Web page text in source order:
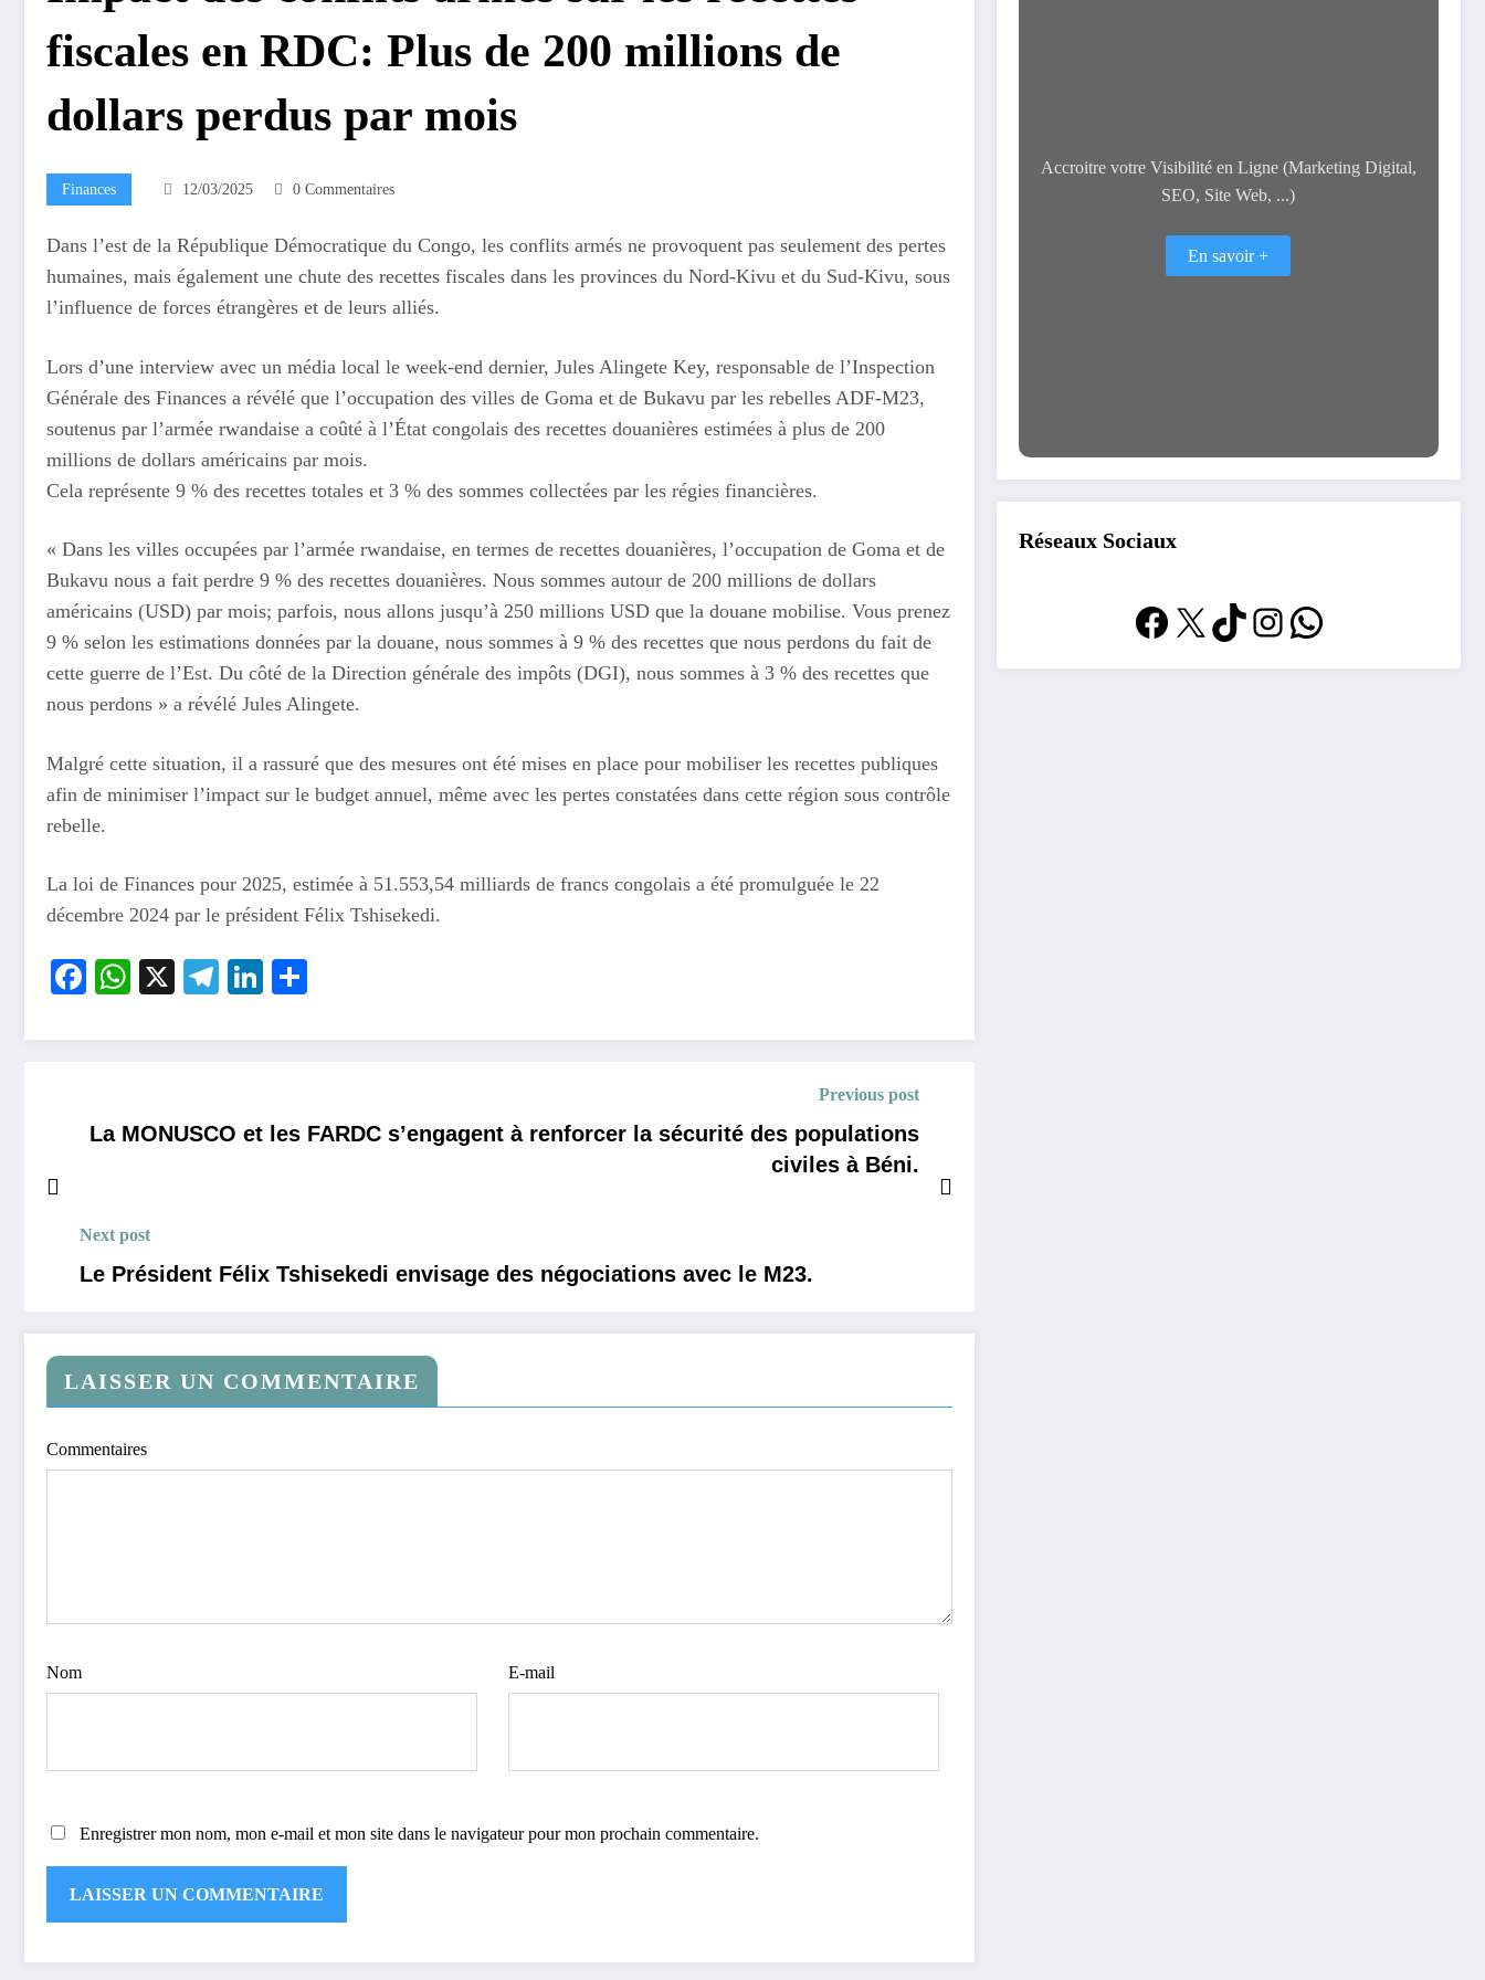
fiscales en RDC: Plus de 200 millions de
dollars perdus par mois
Finances 12/03/2025 0 Commentaires
Dans l’est de la République Démocratique du Congo, les conflits armés ne provoquent pas seulement des pertes
humaines, mais également une chute des recettes fiscales dans les provinces du Nord-Kivu et du Sud-Kivu, sous
l’influence de forces étrangères et de leurs alliés.
Lors d’une interview avec un média local le week-end dernier, Jules Alingete Key, responsable de l’Inspection
Générale des Finances a révélé que l’occupation des villes de Goma et de Bukavu par les rebelles ADF-M23,
soutenus par l’armée rwandaise a coûté à l’État congolais des recettes douanières estimées à plus de 200
millions de dollars américains par mois.
Cela représente 9 % des recettes totales et 3 % des sommes collectées par les régies financières.
« Dans les villes occupées par l’armée rwandaise, en termes de recettes douanières, l’occupation de Goma et de
Bukavu nous a fait perdre 9 % des recettes douanières. Nous sommes autour de 200 millions de dollars
américains (USD) par mois; parfois, nous allons jusqu’à 250 millions USD que la douane mobilise. Vous prenez
9 % selon les estimations données par la douane, nous sommes à 9 % des recettes que nous perdons du fait de
cette guerre de l’Est. Du côté de la Direction générale des impôts (DGI), nous sommes à 3 % des recettes que
nous perdons » a révélé Jules Alingete.
Malgré cette situation, il a rassuré que des mesures ont été mises en place pour mobiliser les recettes publiques
afin de minimiser l’impact sur le budget annuel, même avec les pertes constatées dans cette région sous contrôle
rebelle.
La loi de Finances pour 2025, estimée à 51.553,54 milliards de francs congolais a été promulguée le 22
décembre 2024 par le président Félix Tshisekedi.
Facebook
WhatsApp
X Telegram
LinkedIn
Previous post
La MONUSCO et les FARDC s’engagent à renforcer la sécurité des populations
civiles à Béni.
Next post
Le Président Félix Tshisekedi envisage des négociations avec le M23.
LAISSER UN COMMENTAIRE
Commentaires
Nom E-mail
Enregistrer mon nom, mon e-mail et mon site dans le navigateur pour mon prochain commentaire.
Accroitre votre Visibilité en Ligne (Marketing Digital,
SEO, Site Web, ...)
En savoir +
Réseaux Sociaux
Facebook
X TikTok
Instagram
WhatsApp